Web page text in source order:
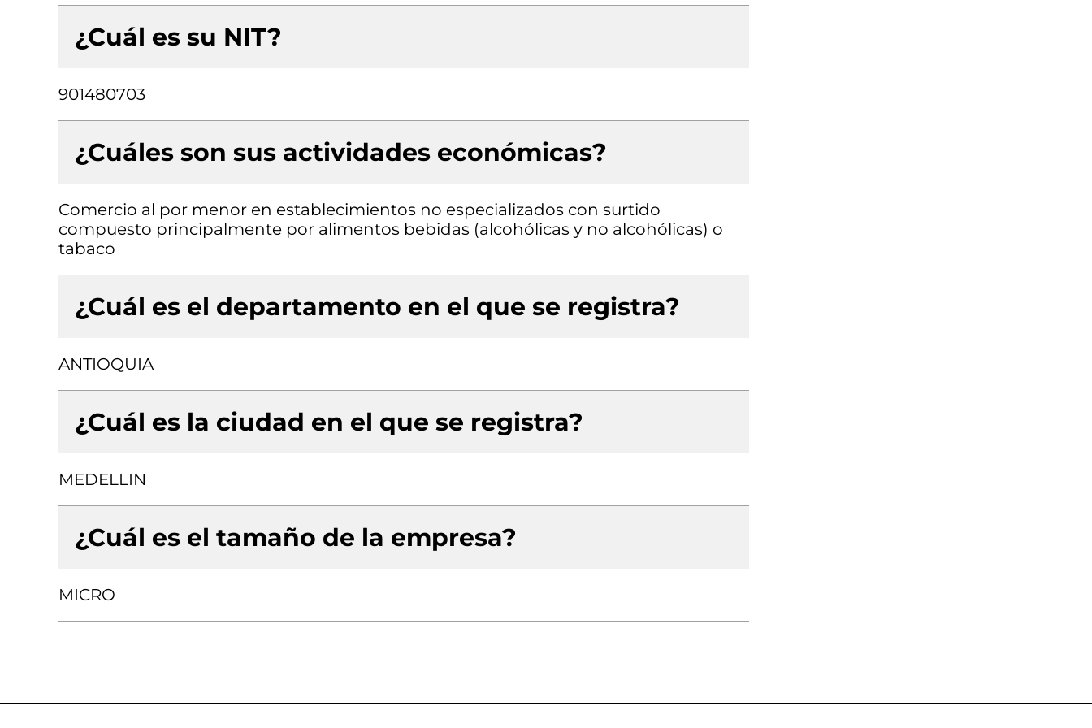
¿Cuál es su NIT?
901480703
¿Cuáles son sus actividades económicas?
Comercio al por menor en establecimientos no especializados con surtido
compuesto principalmente por alimentos bebidas (alcohólicas y no alcohólicas) o
tabaco
¿Cuál es el departamento en el que se registra?
ANTIOQUIA
¿Cuál es la ciudad en el que se registra?
MEDELLIN
¿Cuál es el tamaño de la empresa?
MICRO